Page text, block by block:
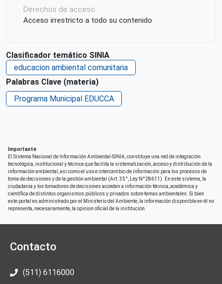
Derechos de acceso
Acceso irrestricto a todo su contenido
Clasificador temático SINIA
educacion ambiental comunitaria
Palabras Clave (materia)
Programa Municipal EDUCCA
Importante
El Sistema Nacional de Información Ambiental-SINIA, constituye una red de integración
tecnológica, institucional y técnica que facilita la sistematización, acceso y distribución de la
información ambiental, así como el uso e intercambio de información para los procesos de
toma de decisiones y de la gestión ambiental (Art. 35°, Ley N°28611). En este sistema, la
ciudadania y los tomadores de decisiones acceden a información técnica, acedémica y
científica de distintos organismos públicos y privados sobre temas ambientales. Si bien
este portal es administrado por el Ministerio del Ambiente, la información disponible en él no
representa, necesariamente, la opinion oficial de la institución.
Contacto
(511) 6116000